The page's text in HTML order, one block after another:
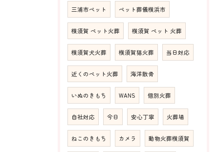
三浦市ペット ペット葬儀横浜市
横須賀 ペット火葬 横須賀 ペット 火葬
横須賀犬火葬 横須賀猫火葬 当日対応
近くのペット火葬 海洋散骨
いぬのきもち WANS 個別火葬
自社対応 今日 安心丁寧 火葬場
ねこのきもち カメラ 動物火葬横須賀